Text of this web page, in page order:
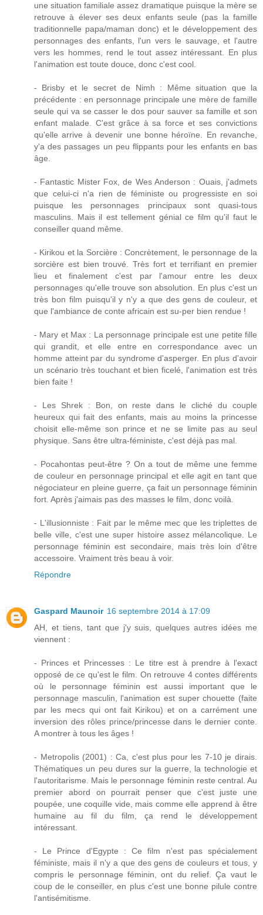
une situation familiale assez dramatique puisque la mère se
retrouve à élever ses deux enfants seule (pas la famille
traditionnelle papa/maman donc) et le développement des
personnages des enfants, l'un vers le sauvage, et l'autre
vers les hommes, rend le tout assez intéressant. En plus
l'animation est toute douce, donc c'est cool.
- Brisby et le secret de Nimh : Même situation que la
précédente : en personnage principale une mère de famille
seule qui va se casser le dos pour sauver sa famille et son
enfant malade. C'est grâce à sa force et ses convictions
qu'elle arrive à devenir une bonne héroïne. En revanche,
y'a des passages un peu flippants pour les enfants en bas
âge.
- Fantastic Mister Fox, de Wes Anderson : Ouais, j'admets
que celui-ci n'a rien de féministe ou progressiste en soi
puisque les personnages principaux sont quasi-tous
masculins. Mais il est tellement génial ce film qu'il faut le
conseiller quand même.
- Kirikou et la Sorcière : Concrètement, le personnage de la
sorcière est bien trouvé. Très fort et terrifiant en premier
lieu et finalement c'est par l'amour entre les deux
personnages qu'elle trouve son absolution. En plus c'est un
très bon film puisqu'il y n'y a que des gens de couleur, et
que l'ambiance de conte africain est su-per bien rendue !
- Mary et Max : La personnage principale est une petite fille
qui grandit, et elle entre en correspondance avec un
homme atteint par du syndrome d'asperger. En plus d'avoir
un scénario très touchant et bien ficelé, l'animation est très
bien faite !
- Les Shrek : Bon, on reste dans le cliché du couple
heureux qui fait des enfants, mais au moins la princesse
choisit elle-même son prince et ne se limite pas au seul
physique. Sans être ultra-féministe, c'est déjà pas mal.
- Pocahontas peut-être ? On a tout de même une femme
de couleur en personnage principal et elle agit en tant que
négociateur en pleine guerre, ça fait un personnage féminin
fort. Après j'aimais pas des masses le film, donc voilà.
- L'illusionniste : Fait par le même mec que les triplettes de
belle ville, c'est une super histoire assez mélancolique. Le
personnage féminin est secondaire, mais très loin d'être
accessoire. Vraiment très beau à voir.
Répondre
Gaspard Maunoir 16 septembre 2014 à 17:09
AH, et tiens, tant que j'y suis, quelques autres idées me
viennent :
- Princes et Princesses : Le titre est à prendre à l'exact
opposé de ce qu'est le film. On retrouve 4 contes différents
où le personnage féminin est aussi important que le
personnage masculin, l'animation est super chouette (faite
par les mecs qui ont fait Kirikou) et on a carrément une
inversion des rôles prince/princesse dans le dernier conte.
A montrer à tous les âges !
- Metropolis (2001) : Ca, c'est plus pour les 7-10 je dirais.
Thématiques un peu dures sur la guerre, la technologie et
l'autoritarisme. Mais le personnage féminin reste central. Au
premier abord on pourrait penser que c'est juste une
poupée, une coquille vide, mais comme elle apprend à être
humaine au fil du film, ça rend le développement
intéressant.
- Le Prince d'Egypte : Ce film n'est pas spécialement
féministe, mais il n'y a que des gens de couleurs et tous, y
compris le personnage féminin, ont du relief. Ça vaut le
coup de le conseiller, en plus c'est une bonne pilule contre
l'antisémitisme.